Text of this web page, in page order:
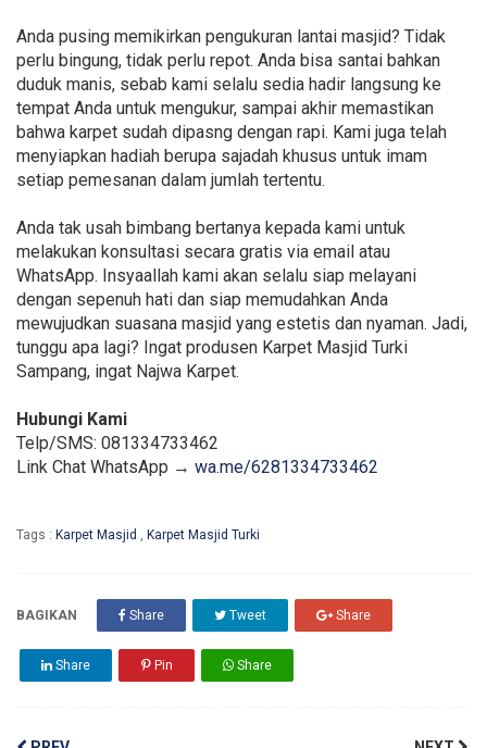
Anda pusing memikirkan pengukuran lantai masjid? Tidak
perlu bingung, tidak perlu repot. Anda bisa santai bahkan
duduk manis, sebab kami selalu sedia hadir langsung ke
tempat Anda untuk mengukur, sampai akhir memastikan
bahwa karpet sudah dipasng dengan rapi. Kami juga telah
menyiapkan hadiah berupa sajadah khusus untuk imam
setiap pemesanan dalam jumlah tertentu.
Anda tak usah bimbang bertanya kepada kami untuk
melakukan konsultasi secara gratis via email atau
WhatsApp. Insyaallah kami akan selalu siap melayani
dengan sepenuh hati dan siap memudahkan Anda
mewujudkan suasana masjid yang estetis dan nyaman. Jadi,
tunggu apa lagi? Ingat produsen Karpet Masjid Turki
Sampang, ingat Najwa Karpet.
Hubungi Kami
Telp/SMS: 081334733462
Link Chat WhatsApp → wa.me/6281334733462
Tags : Karpet Masjid Karpet Masjid Turki
BAGIKAN Share Tweet Share
Share Pin Share